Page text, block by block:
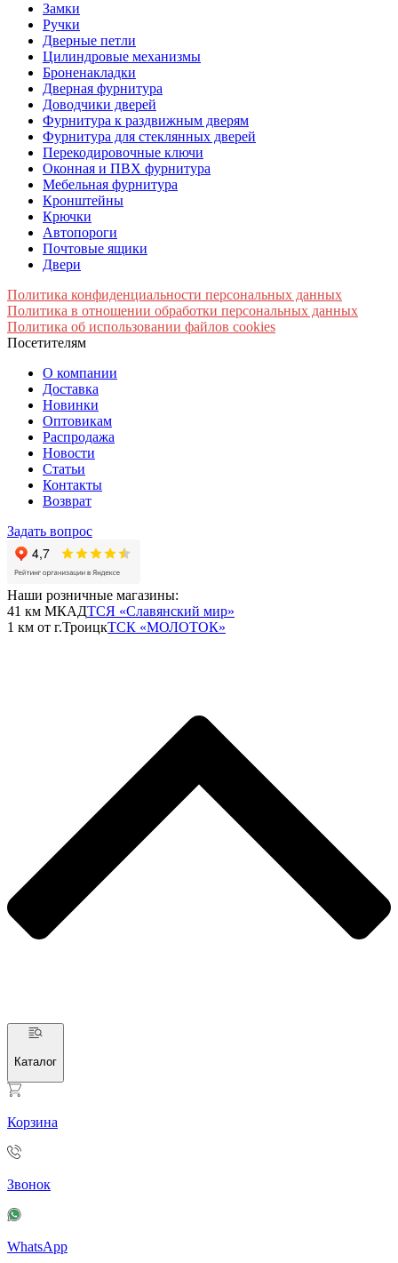
Замки
Ручки
Дверные петли
Цилиндровые механизмы
Броненакладки
Дверная фурнитура
Доводчики дверей
Фурнитура к раздвижным дверям
Фурнитура для стеклянных дверей
Перекодировочные ключи
Оконная и ПВХ фурнитура
Мебельная фурнитура
Кронштейны
Крючки
Автопороги
Почтовые ящики
Двери
Политика конфиденциальности персональных данных
Политика в отношении обработки персональных данных
Политика об использовании файлов cookies
Посетителям
О компании
Доставка
Новинки
Оптовикам
Распродажа
Новости
Статьи
Контакты
Возврат
Задать вопрос
Наши розничные магазины:
41 км МКАДТСЯ «Славянский мир»
1 км от г.ТроицкТСК «МОЛОТОК»
Каталог
Корзина
Звонок
WhatsApp